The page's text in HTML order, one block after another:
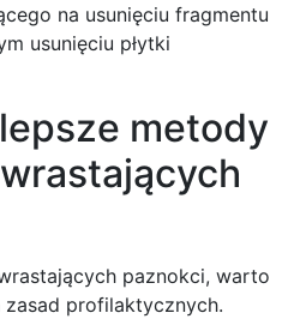
na usunięciu fragmentu
usunięciu płytki
metody
paznokci, warto
profilaktycznych.